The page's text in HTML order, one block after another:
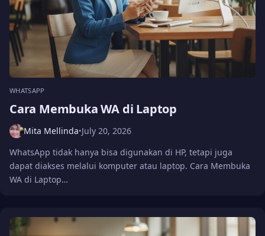
WHATSAPP
Cara Membuka WA di Laptop
Mita Mellinda•July 20, 2026
WhatsApp tidak hanya bisa digunakan di HP, tetapi juga
dapat diakses melalui komputer atau laptop. Cara Membuka
WA di Laptop…